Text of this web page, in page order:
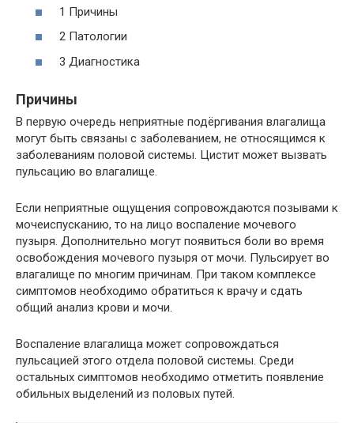
1 Причины
2 Патологии
3 Диагностика
Причины
В первую очередь неприятные подёргивания влагалища
могут быть связаны с заболеванием, не относящимся к
заболеваниям половой системы. Цистит может вызвать
пульсацию во влагалище.
Если неприятные ощущения сопровождаются позывами к
мочеиспусканию, то на лицо воспаление мочевого
пузыря. Дополнительно могут появиться боли во время
освобождения мочевого пузыря от мочи. Пульсирует во
влагалище по многим причинам. При таком комплексе
симптомов необходимо обратиться к врачу и сдать
общий анализ крови и мочи.
Воспаление влагалища может сопровождаться
пульсацией этого отдела половой системы. Среди
остальных симптомов необходимо отметить появление
обильных выделений из половых путей.